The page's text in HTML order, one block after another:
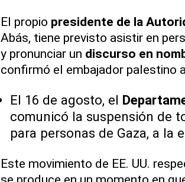
El propio presidente de la
Abás, tiene previsto asistir en
y pronunciar un discurso en
confirmó el embajador palestino
El 16 de agosto, el
comunicó la suspensión de
para personas de Gaza, a la
Este movimiento de EE. UU.